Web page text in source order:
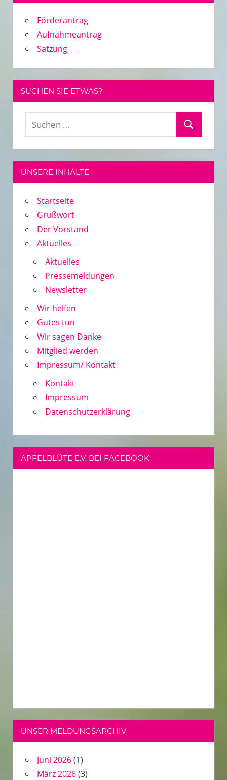
Förderantrag
Aufnahmeantrag
Satzung
SUCHEN SIE ETWAS?
Suchen
Suchen
UNSERE INHALTE
Startseite
Grußwort
Der Vorstand
Aktuelles
Aktuelles
Pressemeldungen
Newsletter
Wir helfen
Gutes tun
Wir sagen Danke
Mitglied werden
Impressum/ Kontakt
Kontakt
Impressum
Datenschutzerklärung
APFELBLÜTE E.V. BEI FACEBOOK
UNSER MELDUNGSARCHIV
Juni 2026(1)
März 2026(3)